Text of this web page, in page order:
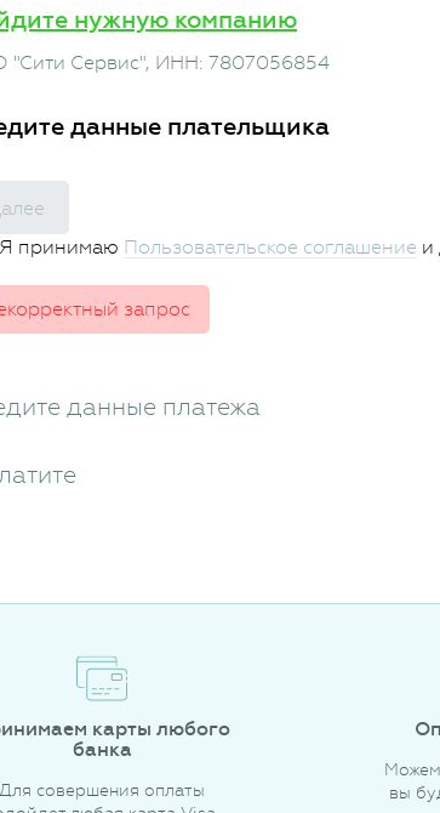
нужную компанию
"Сити Сервис", ИНН: 7807056854
данные плательщика
Я принимаю Пользовательское соглашение и
запрос
данные платежа
карты любого
банка
Для совершения оплаты
вы